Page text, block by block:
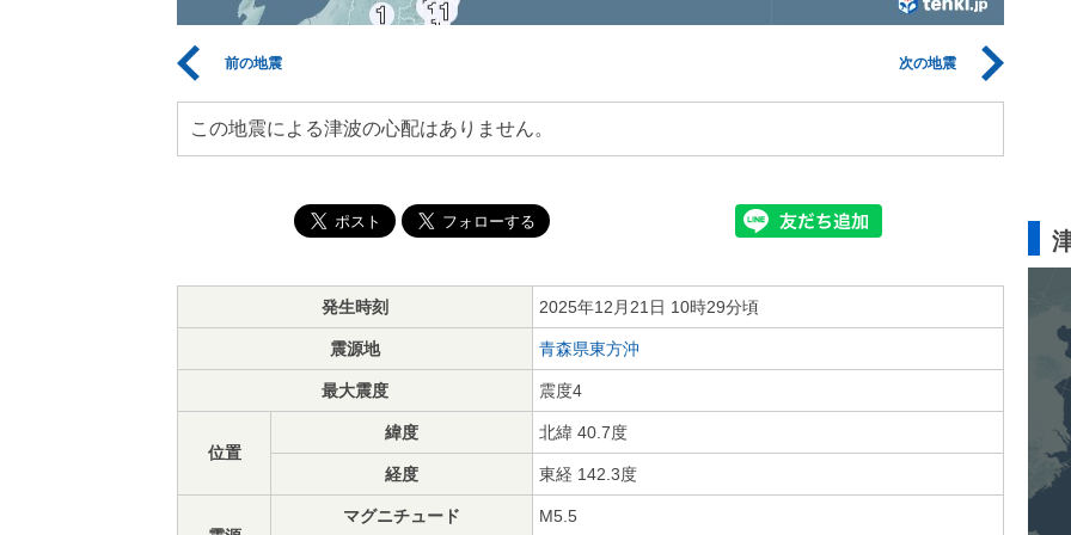
前の地震 次の地震
この地震による津波の心配はありません。
発生時刻 2025年12月21日 10時29分頃
震源地 青森県東方沖
最大震度 震度4
位置
緯度 北緯 40.7度
経度 東経 142.3度
マグニチュード M5.5